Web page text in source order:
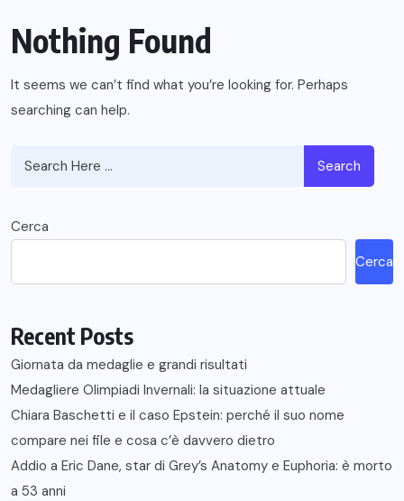
Nothing Found
It seems we can’t find what you’re looking for. Perhaps
searching can help.
Search
Cerca
Cerca
Recent Posts
Giornata da medaglie e grandi risultati
Medagliere Olimpiadi Invernali: la situazione attuale
Chiara Baschetti e il caso Epstein: perché il suo nome
compare nei file e cosa c’è davvero dietro
Addio a Eric Dane, star di Grey’s Anatomy e Euphoria: è morto
a 53 anni